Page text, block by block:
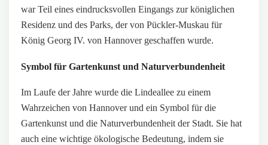
war Teil eines eindrucksvollen Eingangs zur königlichen
Residenz und des Parks, der von Pückler-Muskau für
König Georg IV. von Hannover geschaffen wurde.
Symbol für Gartenkunst und Naturverbundenheit
Im Laufe der Jahre wurde die Lindeallee zu einem
Wahrzeichen von Hannover und ein Symbol für die
Gartenkunst und die Naturverbundenheit der Stadt. Sie hat
auch eine wichtige ökologische Bedeutung, indem sie